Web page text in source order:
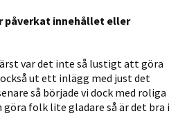
påverkat innehållet eller
var det inte så lustigt att göra
ut ett inlägg med just det
så började vi dock med roliga
göra folk lite gladare så är det bra i